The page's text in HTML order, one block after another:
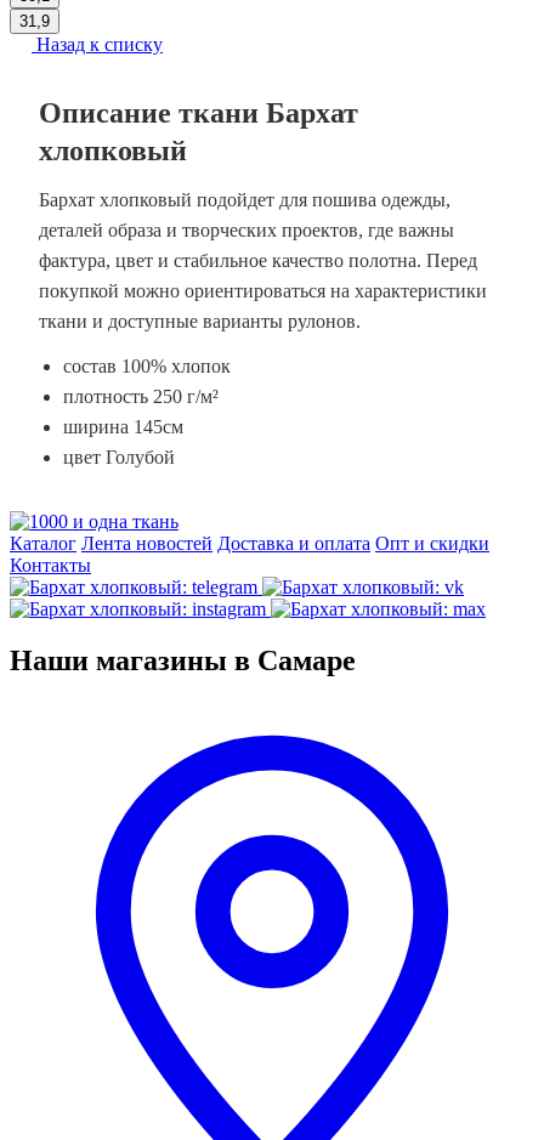
31,9
Назад к списку
Описание ткани Бархат
хлопковый
Бархат хлопковый подойдет для пошива одежды,
деталей образа и творческих проектов, где важны
фактура, цвет и стабильное качество полотна. Перед
покупкой можно ориентироваться на характеристики
ткани и доступные варианты рулонов.
состав 100% хлопок
плотность 250 г/м²
ширина 145см
цвет Голубой
Каталог Лента новостей Доставка и оплата Опт и скидки
Контакты
Наши магазины в Самаре